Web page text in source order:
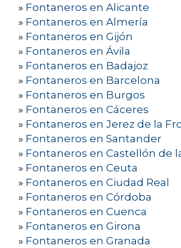
» Fontaneros en Alicante
» Fontaneros en Almería
» Fontaneros en Gijón
» Fontaneros en Ávila
» Fontaneros en Badajoz
» Fontaneros en Barcelona
» Fontaneros en Burgos
» Fontaneros en Cáceres
» Fontaneros en Jerez de la
» Fontaneros en Santander
» Fontaneros en Castellón de
» Fontaneros en Ceuta
» Fontaneros en Ciudad Real
» Fontaneros en Córdoba
» Fontaneros en Cuenca
» Fontaneros en Girona
» Fontaneros en Granada